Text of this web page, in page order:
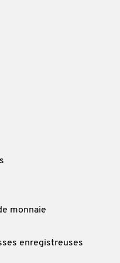
monnaie
enregistreuses